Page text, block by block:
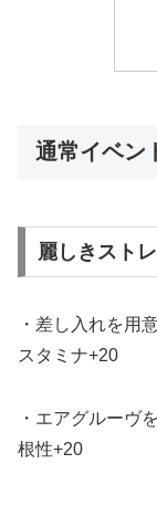
通常イベン
麗しきスト
・差し入れを用
スタミナ+20
・エアグルーヴ
根性+20